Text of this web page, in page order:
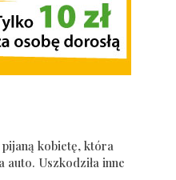
pijaną kobietę, która
auto. Uszkodziła inne